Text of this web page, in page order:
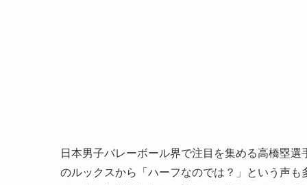
日本男子バレーボール界で注目を集める高橋塁
のルックスから「ハーフなのでは？」という声